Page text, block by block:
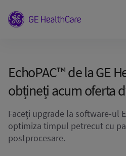
EchoPAC™ de la GE
obțineți acum oferta
Faceți upgrade la software-ul
optimiza timpul petrecut cu
postprocesare.